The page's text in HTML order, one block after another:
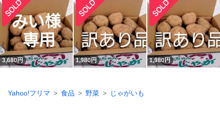
3,680円 1,980円 1,980円
Yahoo!フリマ 食品 野菜 じゃがいも